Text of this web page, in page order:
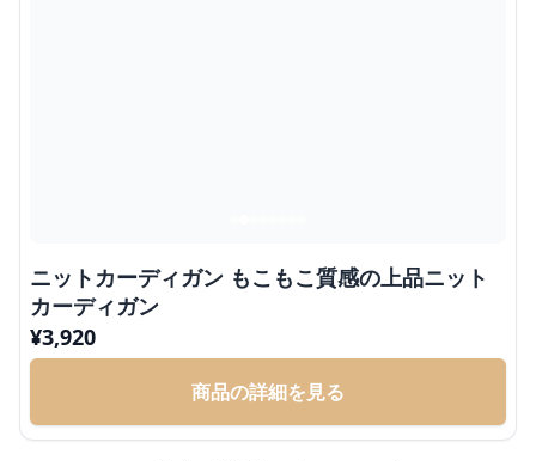
ニットカーディガン もこもこ質感の上品ニット
カーディガン
¥3,920
商品の詳細を見る